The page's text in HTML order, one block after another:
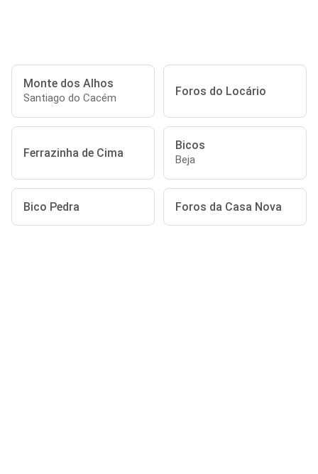
Monte dos Alhos
Santiago do Cacém Foros do Locário
Ferrazinha de Cima
Bicos
Beja
Bico Pedra Foros da Casa Nova